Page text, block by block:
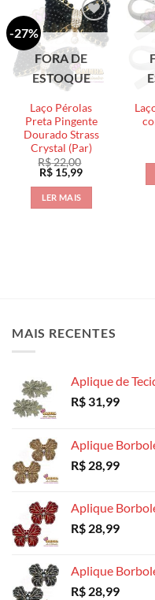
-27%
FORA DE
ESTOQUE
Laço Pérolas
Preta Pingente
Dourado Strass
Crystal (Par)
R$22,00
O
original
era:
R$ 22,00.
R$ 15,99O
R$ 15,99.
LER MAIS
MAIS RECENTES
Aplique de
R$ 31,99
Aplique
R$ 28,99
Aplique
R$ 28,99
Aplique
R$ 28,99